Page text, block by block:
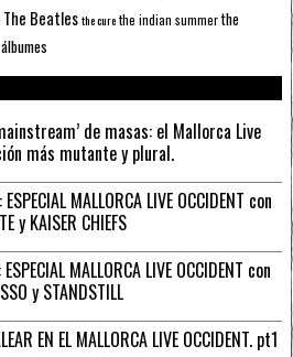
The Beatlesthe curethe indian summerthe
álbumes
de masas: el Mallorca Live
más mutante y plural.
MALLORCA LIVE OCCIDENT con
y KAISER CHIEFS
MALLORCA LIVE OCCIDENT con
y STANDSTILL
EN EL MALLORCA LIVE OCCIDENT. pt1